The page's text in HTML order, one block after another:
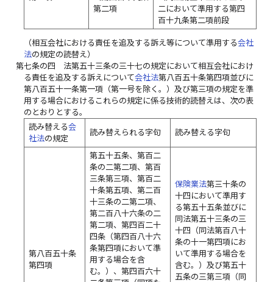
第二項
二において準用する第四
百十九条第二項前段
（相互会社における責任を追及する訴え等について準用する会社
法の規定の読替え）
第七条の四
法第五十三条の三十七の規定において相互会社におけ
る責任を追及する訴えについて会社法第八百五十条第四項並びに
第八百五十一条第一項（第一号を除く。）及び第三項の規定を準
用する場合におけるこれらの規定に係る技術的読替えは、次の表
のとおりとする。
読み替える会
社法の規定
読み替えられる字句 読み替える字句
第八百五十条
第四項
第五十五条、第百二
条の二第二項、第百
三条第三項、第百二
十条第五項、第二百
十三条の二第二項、
第二百八十六条の二
第二項、第四百二十
四条（第四百八十六
条第四項において準
用する場合を含
む。）、第四百六十
保険業法第三十条の
十四において準用す
る第五十五条並びに
同法第五十三条の三
十四（同法第百八十
条の十一第四項にお
いて準用する場合を
含む。）及び第五十
五条の三第三項（同